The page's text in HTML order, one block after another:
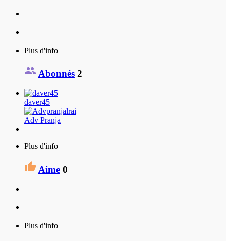
Plus d'info
Abonnés 2
daver45
Adv Pranja
Plus d'info
Aime 0
Plus d'info